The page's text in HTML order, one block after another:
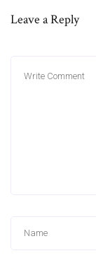
Leave a Reply